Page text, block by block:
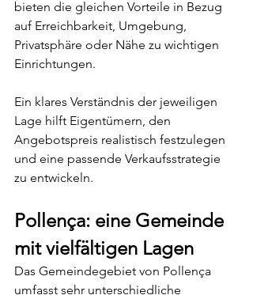
bieten die gleichen Vorteile in Bezug
auf Erreichbarkeit, Umgebung,
Privatsphäre oder Nähe zu wichtigen
Einrichtungen.
Ein klares Verständnis der jeweiligen
Lage hilft Eigentümern, den
Angebotspreis realistisch festzulegen
und eine passende Verkaufsstrategie
zu entwickeln.
Pollença: eine Gemeinde
mit vielfältigen Lagen
Das Gemeindegebiet von Pollença
umfasst sehr unterschiedliche